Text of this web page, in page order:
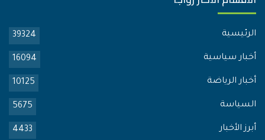
الرئيسية 39324
أخبار سياسية 16094
أخبار الرياضة 10125
السياسة 5675
أبرز الأخبار 4433